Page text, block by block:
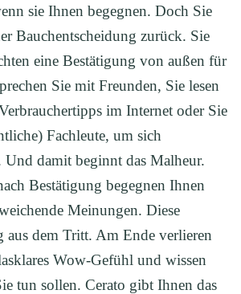
sie Ihnen begegnen. Doch Sie
Bauchentscheidung zurück. Sie
eine Bestätigung von außen für
Sie mit Freunden, Sie lesen
im Internet oder Sie
Fachleute, um sich
Und damit beginnt das Malheur.
Bestätigung begegnen Ihnen
Meinungen. Diese
dem Tritt. Am Ende verlieren
Wow-Gefühl und wissen
tun sollen. Cerato gibt Ihnen das